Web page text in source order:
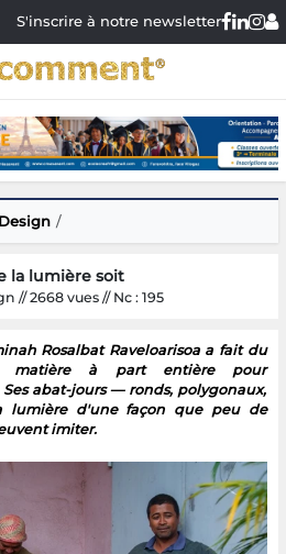
S'inscrire à notre newsletter
la lumière soit
// 2668 vues // Nc : 195
Rosalbat Raveloarisoa a fait du
matière à part entière pour
abat-jours — ronds, polygonaux,
lumière d'une façon que peu de
imiter.